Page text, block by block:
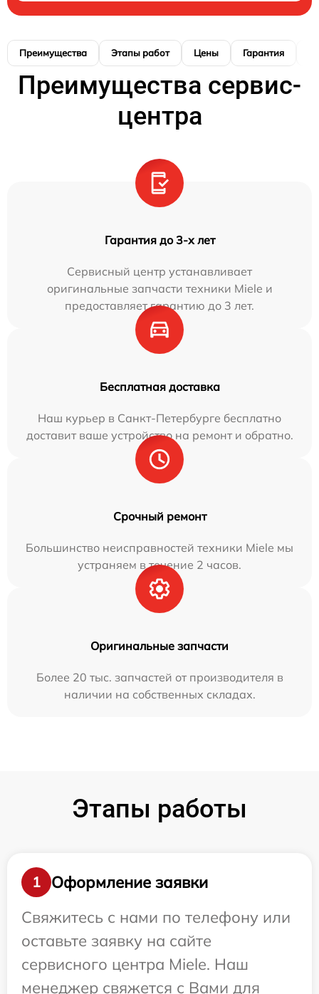
Преимущества Этапы работ Цены Гарантия
Преимущества сервис-
центра
Гарантия до 3-х лет
Сервисный центр устанавливает
оригинальные запчасти техники Miele и
предоставляет гарантию до 3 лет.
Бесплатная доставка
Наш курьер в Санкт-Петербурге бесплатно
доставит ваше устройство на ремонт и обратно.
Срочный ремонт
Большинство неисправностей техники Miele мы
устраняем в течение 2 часов.
Оригинальные запчасти
Более 20 тыс. запчастей от производителя в
наличии на собственных складах.
Этапы работы
1
Оформление заявки
Свяжитесь с нами по телефону или
оставьте заявку на сайте
сервисного центра Miele. Наш
менеджер свяжется с Вами для